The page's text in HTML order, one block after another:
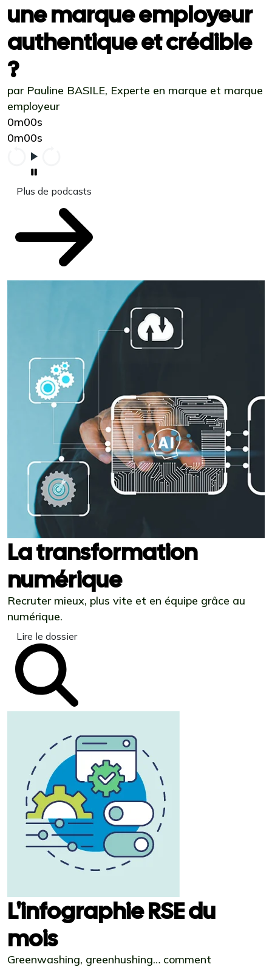
une marque employeur
authentique et crédible
?
par Pauline BASILE, Experte en marque et marque
employeur
0m00s
0m00s
Plus de podcasts
La transformation
numérique
Recruter mieux, plus vite et en équipe grâce au
numérique.
Lire le dossier
L'infographie RSE du
mois
Greenwashing, greenhushing… comment